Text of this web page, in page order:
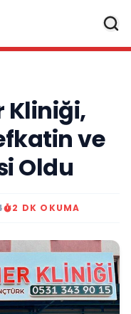
Kliniği,
ve
Oldu
2 DK OKUMA